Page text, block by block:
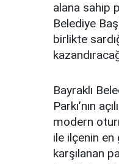
alana sahip
Belediye
birlikte
Bayraklı
Parkı’nın
modern
ile ilçenin en
karşılanan